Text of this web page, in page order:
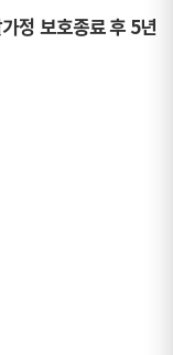
정 보호종료 후 5년